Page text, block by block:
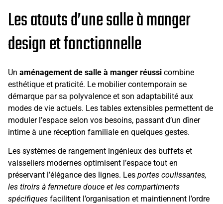
Les atouts d’une salle à manger
design et fonctionnelle
Un aménagement de salle à manger réussi combine
esthétique et praticité. Le mobilier contemporain se
démarque par sa polyvalence et son adaptabilité aux
modes de vie actuels. Les tables extensibles permettent de
moduler l’espace selon vos besoins, passant d’un dîner
intime à une réception familiale en quelques gestes.
Les systèmes de rangement ingénieux des buffets et
vaisseliers modernes optimisent l’espace tout en
préservant l’élégance des lignes. Les portes coulissantes,
les tiroirs à fermeture douce et les compartiments
spécifiques facilitent l’organisation et maintiennent l’ordre